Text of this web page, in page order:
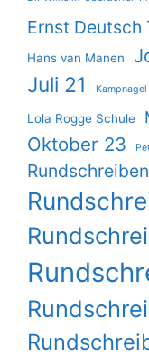
Ernst Deutsch
Hans van Manen
Juli 21 Kampnagel
Lola Rogge Schule
Oktober 23